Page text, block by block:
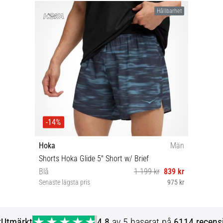
Hållbarhet
-14%
Hoka
Män
Shorts Hoka Glide 5'' Short w/ Brief
Blå
1 199 kr 839 kr
Senaste lägsta pris 975 kr